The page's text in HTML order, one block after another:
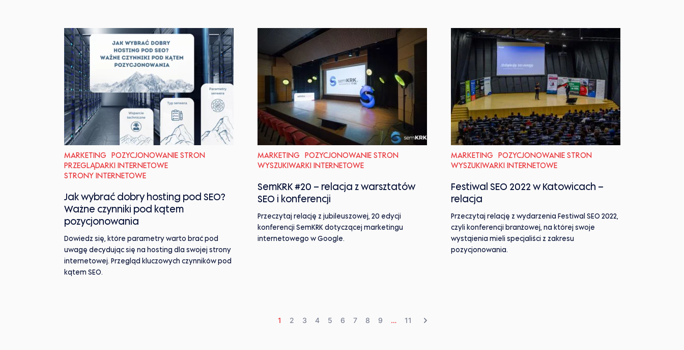
MARKETING POZYCJONOWANIE STRON
PRZEGLĄDARKI INTERNETOWE
STRONY INTERNETOWE
Jak wybrać dobry hosting pod SEO?
Ważne czynniki pod kątem
pozycjonowania
Dowiedz się, które parametry warto brać pod
uwagę decydując się na hosting dla swojej strony
internetowej. Przegląd kluczowych czynników pod
kątem SEO.
MARKETING POZYCJONOWANIE STRON
WYSZUKIWARKI INTERNETOWE
SemKRK #20 – relacja z warsztatów
SEO i konferencji
Przeczytaj relację z jubileuszowej, 20 edycji
konferencji SemKRK dotyczącej marketingu
internetowego w Google.
MARKETING POZYCJONOWANIE STRON
WYSZUKIWARKI INTERNETOWE
Festiwal SEO 2022 w Katowicach –
relacja
Przeczytaj relację z wydarzenia Festiwal SEO 2022,
czyli konferencji branżowej, na której swoje
wystąienia mieli specjaliści z zakresu
pozycjonowania.
1 2 3 4 5 6 7 8 9 … 11